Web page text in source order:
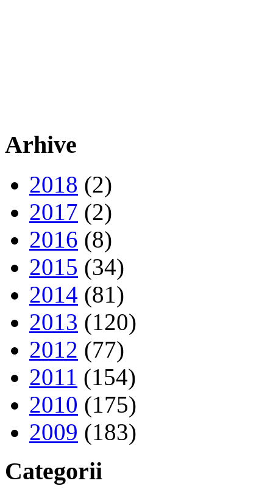
Arhive
2018 (2)
2017 (2)
2016 (8)
2015 (34)
2014 (81)
2013 (120)
2012 (77)
2011 (154)
2010 (175)
2009 (183)
Categorii